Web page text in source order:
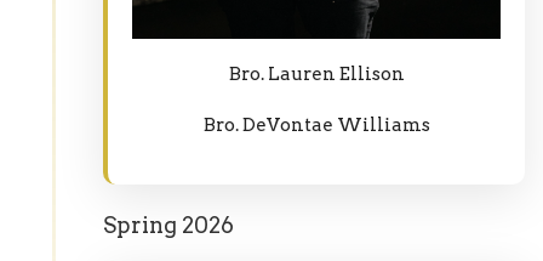
Bro. Lauren Ellison
Bro. DeVontae Williams
Spring 2026